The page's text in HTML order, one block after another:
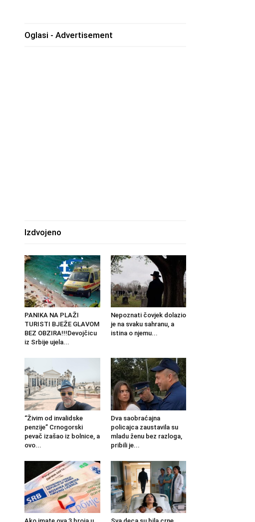
Oglasi - Advertisement
Izdvojeno
PANIKA NA PLAŽI
TURISTI BJEŽE GLAVOM
BEZ OBZIRA!!!Devojčicu
iz Srbije ujela...
Nepoznati čovjek dolazio
je na svaku sahranu, a
istina o njemu...
“Živim od invalidske
penzije” Crnogorski
pevač izašao iz bolnice, a
ovo...
Dva saobraćajna
policajca zaustavila su
mladu ženu bez razloga,
pribili je...